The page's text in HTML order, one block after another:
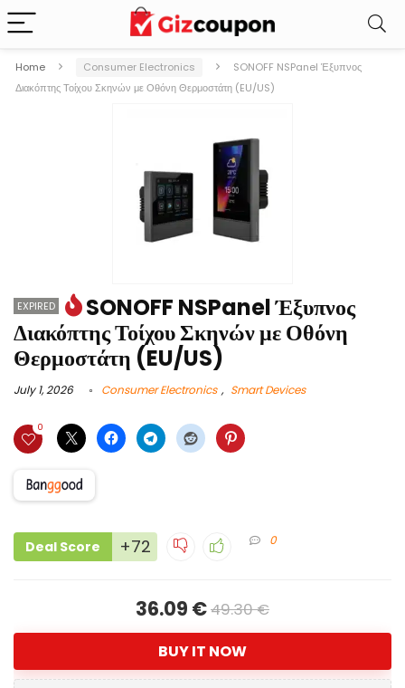
Home Consumer Electronics
SONOFF NSPanel Έξυπνος
Διακόπτης Τοίχου Σκηνών με Οθόνη Θερμοστάτη (EU/US)
EXPIRED
SONOFF NSPanel Έξυπνος
Διακόπτης Τοίχου Σκηνών με Οθόνη
Θερμοστάτη (EU/US)
July 1, 2026 Consumer Electronics , Smart Devices
0
Deal Score +72 0
36.09 €49.30 €
BUY IT NOW